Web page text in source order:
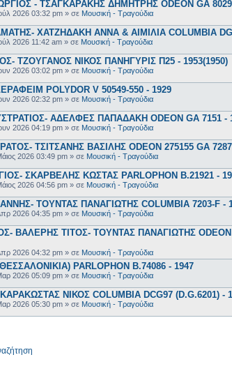
- ΤΣΑΓΚΑΡΑΚΗΣ ΔΗΜΗΤΡΗΣ ODEON GA 8029
2026 03:32 pm » σε Μουσική - Τραγούδια
ΧΑΤΖΗΔΑΚΗ ΑΝΝΑ & ΑΙΜΙΛΙΑ COLUMBIA DG
2026 11:42 am » σε Μουσική - Τραγούδια
ΤΖΟΥΓΑΝΟΣ ΝΙΚΟΣ ΠΑΝΗΓΥΡΙΣ Π25 - 1953(1950)
2026 03:02 pm » σε Μουσική - Τραγούδια
POLYDOR V 50549-550 - 1929
2026 02:32 pm » σε Μουσική - Τραγούδια
ΑΔΕΛΦΕΣ ΠΑΠΑΔΑΚΗ ODEON GA 7151 -
2026 04:19 pm » σε Μουσική - Τραγούδια
ΤΣΙΤΣΑΝΗΣ ΒΑΣΙΛΗΣ ODEON 275155 GA 7287
2026 03:49 pm » σε Μουσική - Τραγούδια
ΣΚΑΡΒΕΛΗΣ ΚΩΣΤΑΣ PARLOPHON B.21921 -
2026 04:56 pm » σε Μουσική - Τραγούδια
ΤΟΥΝΤΑΣ ΠΑΝΑΓΙΩΤΗΣ COLUMBIA 7203-F -
2026 04:35 pm » σε Μουσική - Τραγούδια
ΒΑΛΕΡΗΣ ΤΙΤΟΣ- ΤΟΥΝΤΑΣ ΠΑΝΑΓΙΩΤΗΣ ODEON
2026 04:32 pm » σε Μουσική - Τραγούδια
PARLOPHON B.74086 - 1947
2026 05:09 pm » σε Μουσική - Τραγούδια
ΝΙΚΟΣ COLUMBIA DCG97 (D.G.6201) -
2026 05:30 pm » σε Μουσική - Τραγούδια